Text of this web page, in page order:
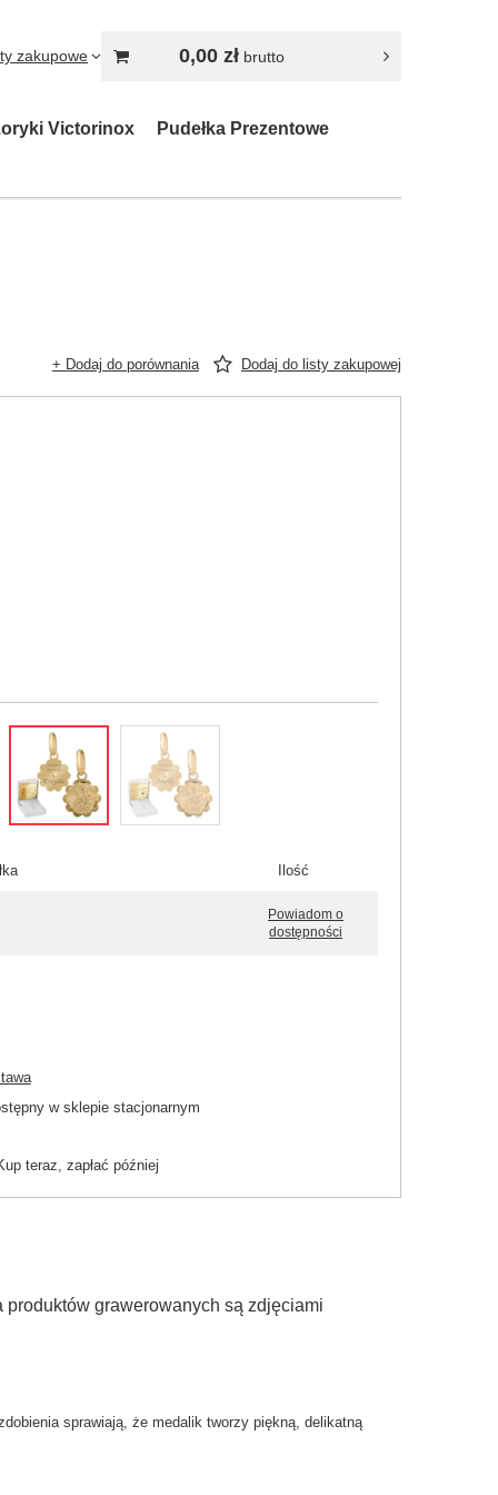
zakupowe 0,00 złbrutto
Victorinox Pudełka Prezentowe
+ Dodaj do porównania Dodaj do listy zakupowej
Ilość
Powiadom o
dostępności
w sklepie stacjonarnym
teraz, zapłać później
grawerowanych są zdjęciami
sprawiają, że medalik tworzy piękną, delikatną